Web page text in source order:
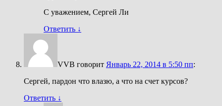
С уважением, Сергей Ли
Ответить ↓
VVB говорит Январь 22, 2014 в 5:50 пп:
Сергей, пардон что влазю, а что на счет курсов?
Ответить ↓